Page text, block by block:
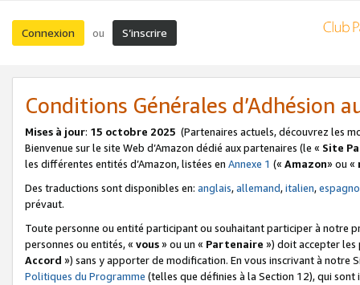
Connexion ou S’inscrire
Conditions Générales d’Adhésion
Mises à jour: 15 octobre 2025 (Partenaires actuels, découvrez les
Bienvenue sur le site Web d’Amazon dédié aux partenaires (le « Site
les différentes entités d’Amazon, listées en Annexe 1 (« Amazon» ou «
Des traductions sont disponibles en: anglais,allemand,italien,
prévaut.
Toute personne ou entité participant ou souhaitant participer à notre
personnes ou entités, « vous» ou un « Partenaire ») doit accepter les
Accord ») sans y apporter de modification. En vous inscrivant à notre
Politiques du Programme (telles que définies à la Section 12), qui